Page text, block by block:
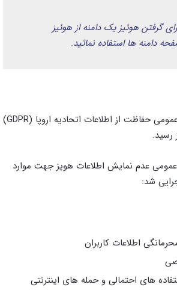
گرفتن هوئیز یک دامنه از هوئیز
دامنه ها استفاده نمائید.
سرانجام دست قوانین عمومی حفاظت از اطلاعات اتحادیه اروپا (GDPR)
رسید.
عدم نمایش اطلاعات هویز جهت موارد
شد:
اطلاعات کاربران
های احتمالی و حمله های اینترنتی